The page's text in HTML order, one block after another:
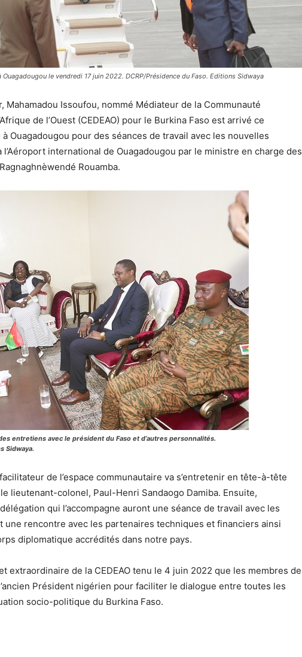
le vendredi 17 juin 2022. DCRP/Présidence du Faso. Editions Sidwaya
Mahamadou Issoufou, nommé Médiateur de la Communauté
de l’Ouest (CEDEAO) pour le Burkina Faso est arrivé ce
Ouagadougou pour des séances de travail avec les nouvelles
international de Ouagadougou par le ministre en charge des
Rouamba.
entretiens avec le président du Faso et d’autres personnalités.
Sidwaya.
de l’espace communautaire va s’entretenir en tête-à-tête
lieutenant-colonel, Paul-Henri Sandaogo Damiba. Ensuite,
qui l’accompagne auront une séance de travail avec les
une rencontre avec les partenaires techniques et financiers ainsi
diplomatique accrédités dans notre pays.
extraordinaire de la CEDEAO tenu le 4 juin 2022 que les membres de
Président nigérien pour faciliter le dialogue entre toutes les
socio-politique du Burkina Faso.